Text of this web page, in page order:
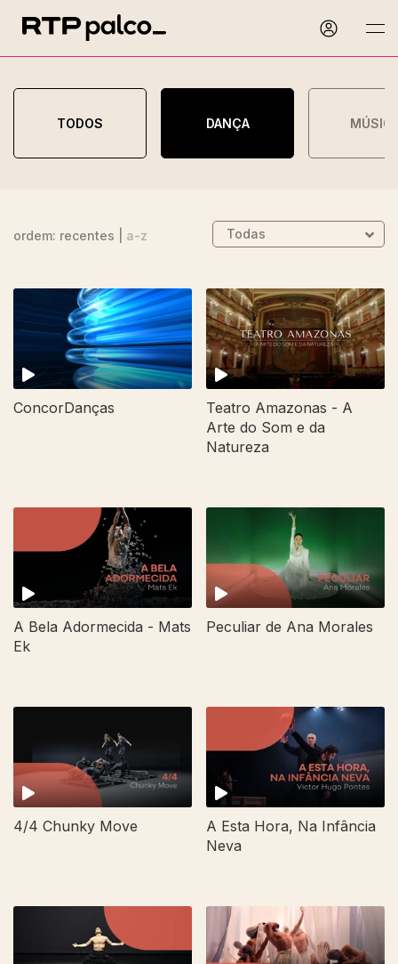
TODOS DANÇA
ordem: recentes a-z
ConcorDanças
Teatro Amazonas - A
Arte do Som e da
Natureza
A Bela Adormecida - Mats
Ek
Peculiar de Ana Morales
4/4 Chunky Move
A Esta Hora, Na Infância
Neva